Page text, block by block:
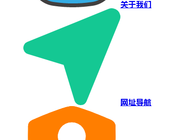
关于我们
网址导航